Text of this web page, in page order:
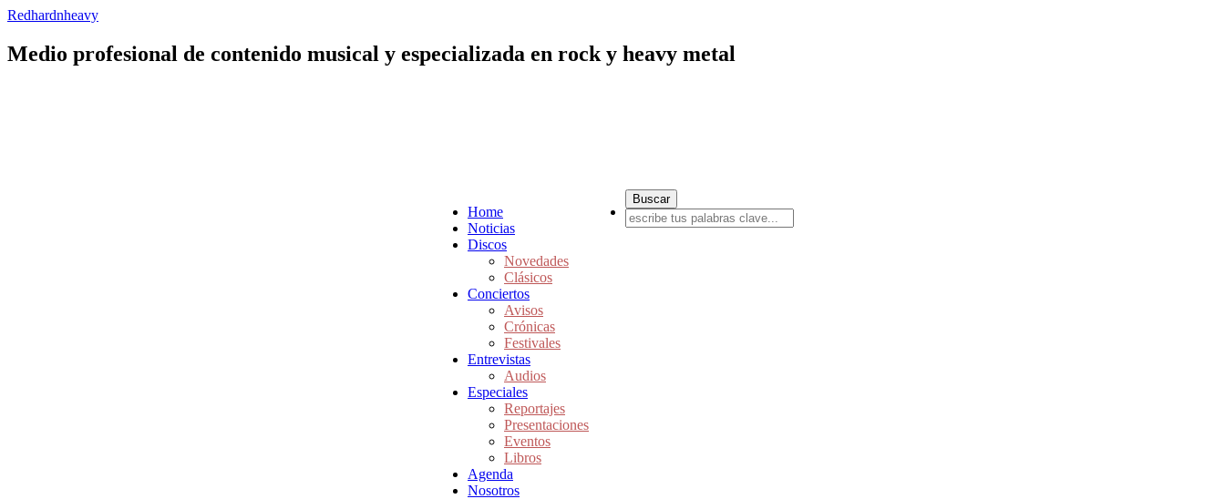
Redhardnheavy
Medio profesional de contenido musical y especializada en rock y heavy metal
Home
Noticias
Discos
Novedades
Clásicos
Conciertos
Avisos
Crónicas
Festivales
Entrevistas
Audios
Especiales
Reportajes
Presentaciones
Eventos
Libros
Agenda
Nosotros